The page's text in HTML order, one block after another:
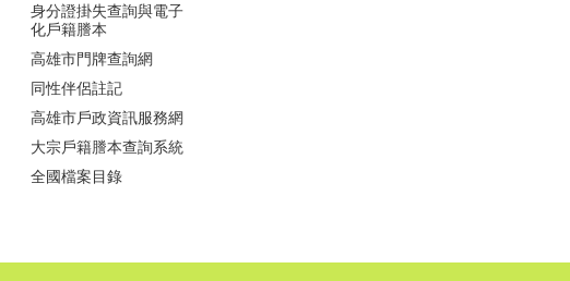
身分證掛失查詢與電子
化戶籍謄本
高雄市門牌查詢網
同性伴侶註記
高雄市戶政資訊服務網
大宗戶籍謄本查詢系統
全國檔案目錄